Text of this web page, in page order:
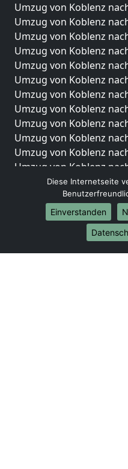
Umzug von Koblenz
Umzug von Koblenz
Umzug von Koblenz
Umzug von Koblenz
Umzug von Koblenz
Umzug von Koblenz
Umzug von Koblenz
Umzug von Koblenz
Umzug von Koblenz
Umzug von Koblenz
Umzug von Koblenz
Umzug von Koblenz
Umzug von Koblenz
Umzug von Koblenz
Umzug von Koblenz
Umzug von Koblenz
Diese Internetseite
Einverstanden